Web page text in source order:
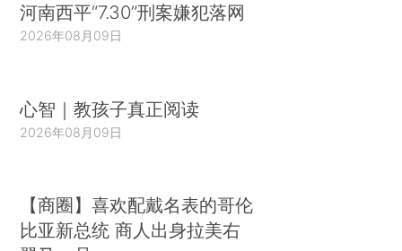
河南西平“7.30”刑案嫌犯落网
2026年08月09日
心智｜教孩子真正阅读
2026年08月09日
【商圈】喜欢配戴名表的哥伦
比亚新总统 商人出身拉美右